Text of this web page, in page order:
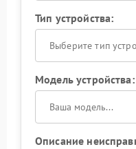
Тип устройства:
Выберите тип
Модель устройства:
Описание